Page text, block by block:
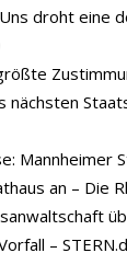
droht eine
nächsten
Mann­hei­mer
an – Die
–